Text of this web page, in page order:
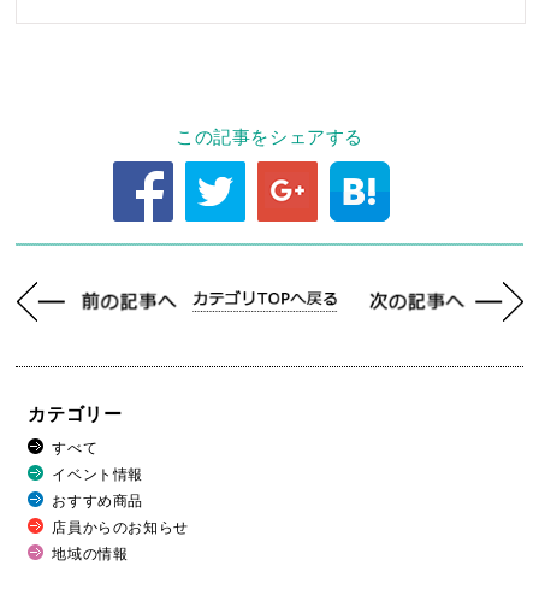
この記事をシェアする
カテゴリー
すべて
イベント情報
おすすめ商品
店員からのお知らせ
地域の情報